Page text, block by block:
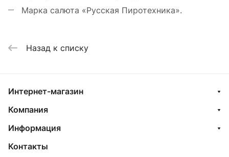
Марка салюта «Русская Пиротехника».
Назад к списку
Интернет-магазин
Компания
Информация
Контакты